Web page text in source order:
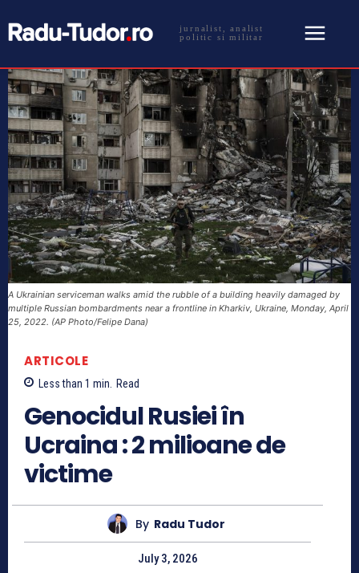
jurnalist, analist
politic si militar
A Ukrainian serviceman walks amid the rubble of a building heavily damaged by
multiple Russian bombardments near a frontline in Kharkiv, Ukraine, Monday, April
25, 2022. (AP Photo/Felipe Dana)
ARTICOLE
Less than 1 min. Read
Genocidul Rusiei în
Ucraina : 2 milioane de
victime
By Radu Tudor
July 3, 2026